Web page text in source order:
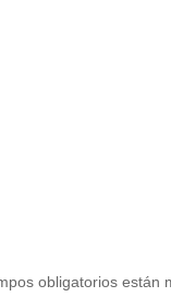
obligatorios están